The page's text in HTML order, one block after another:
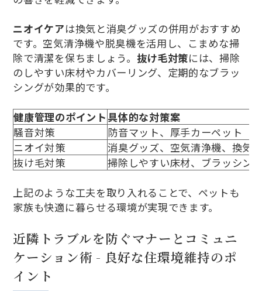
ニオイケアは換気と消臭グッズの併用がおすすめ
です。空気清浄機や脱臭機を活用し、こまめな掃
除で清潔を保ちましょう。 抜け毛対策には、掃除
のしやすい床材やカバーリング、定期的なブラッ
シングが効果的です。
健康管理のポイント 具体的な対策案
騒音対策
防音マット、厚手カーペット
ニオイ対策
消臭グッズ、空気清浄機、換気
抜け毛対策
掃除しやすい床材、ブラッシン
上記のような工夫を取り入れることで、ペットも
家族も快適に暮らせる環境が実現できます。
近隣トラブルを防ぐマナーとコミュニ
ケーション術 - 良好な住環境維持のポ
イント